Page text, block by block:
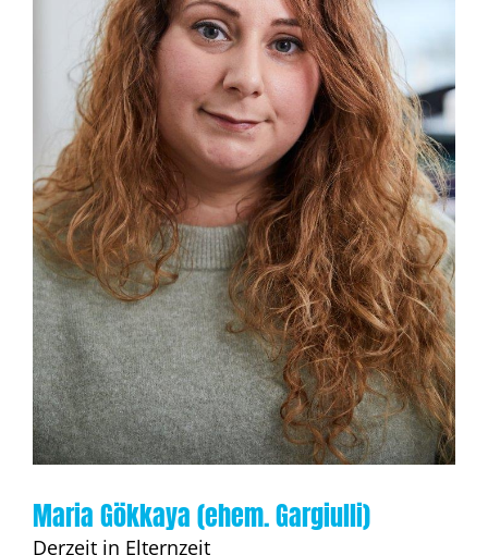
Maria Gökkaya (ehem. Gargiulli)
Derzeit in Elternzeit